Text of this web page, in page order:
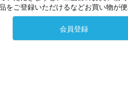
をご登録いただけるなどお買い物が便
会員登録